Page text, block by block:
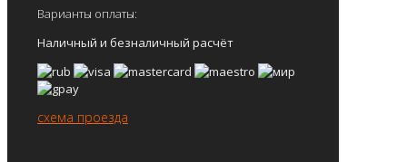
Варианты оплаты:
Наличный и безналичный расчёт
схема проезда